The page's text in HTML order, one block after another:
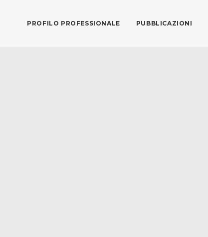
PROFILO PROFESSIONALE PUBBLICAZIONI